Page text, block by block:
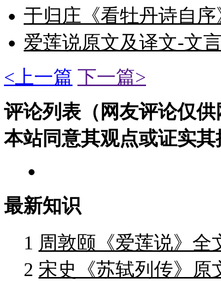
于归庄《看牡丹诗自
爱莲说原文及译文-文
<上一篇 下一篇>
评论列表（网友评论仅
本站同意其观点或证实其
最新知识
1 周敦颐《爱莲说》全
2 宋史《苏轼列传》原